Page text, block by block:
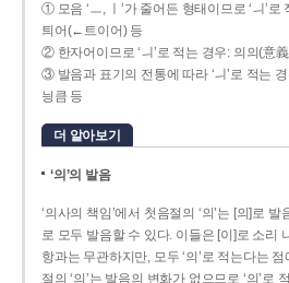
① 모음 ‘ㅡ, ㅣ’가 줄어든 형태이므로 ‘ㅢ’
틔어(←트이어) 등
② 한자어이므로 ‘ㅢ’로 적는 경우: 의의(意
③ 발음과 표기의 전통에 따라 ‘ㅢ’로 적는
닁큼 등
더 알아보기
‘의’의 발음
‘의사의 책임’에서 첫음절의 ‘의’는 [의]로 발
로 모두 발음할 수 있다. 이들은 [이]로 소리
항과는 무관하지만, 모두 ‘의’로 적는다는
절의 ‘의’는 발음의 변화가 없으므로 ‘의’로